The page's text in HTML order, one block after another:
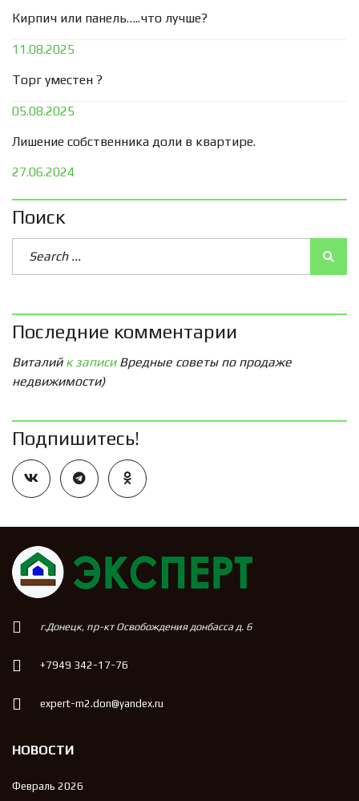
Кирпич или панель…..что лучше?
11.08.2025
Торг уместен ?
05.08.2025
Лишение собственника доли в квартире.
27.06.2024
Поиск
Последние комментарии
Виталийк записи Вредные советы по продаже
недвижимости)
Подпишитесь!
г.Донецк, пр-кт Освобождения донбасса д. 6
+7949 342-17-76
expert-m2.don@yandex.ru
НОВОСТИ
Февраль 2026